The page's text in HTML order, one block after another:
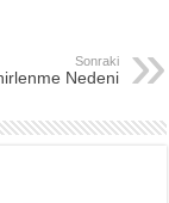
Sonraki
Nedeni